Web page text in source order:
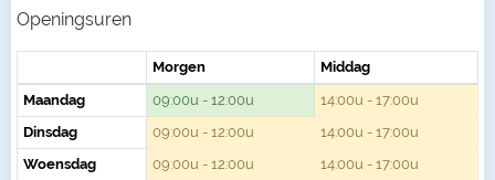
Openingsuren
Morgen
Middag
Maandag
09:00u - 12:00u
14:00u - 17:00u
Dinsdag
09:00u - 12:00u
14:00u - 17:00u
Woensdag
09:00u - 12:00u
14:00u - 17:00u